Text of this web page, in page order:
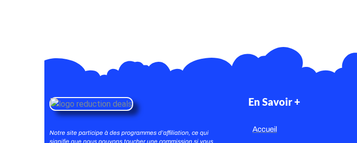
Notre site participe à des programmes d’affiliation, ce qui
signifie que nous pouvons toucher une commission si vous
En Savoir +
Accueil